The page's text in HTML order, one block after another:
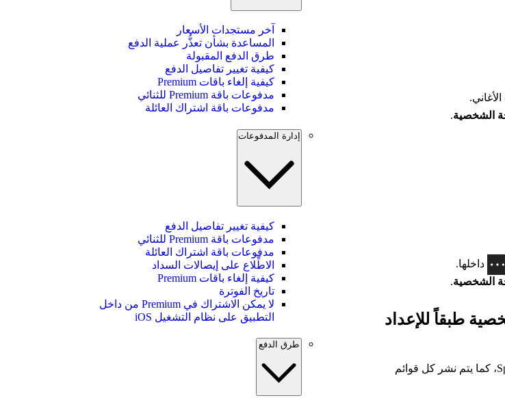
الشخصية.
داخلها.
الشخصية.
طبقاً للإعداد
يتم نشر قوائم الأغاني العامة فقط في صفحتك الشخصية على Spotify، كما يتم نشر كل قوائم
آخر مستجدات الأسعار
المساعدة بشأن تعذُّر عملية الدفع
طرق الدفع المقبولة
كيفية تغيير تفاصيل الدفع
كيفية إلغاء باقات Premium
مدفوعات باقة Premium للثنائي
مدفوعات باقة اشتراك العائلة
إدارة المدفوعات
كيفية تغيير تفاصيل الدفع
مدفوعات باقة Premium للثنائي
مدفوعات باقة اشتراك العائلة
الاطِّلاع على إيصالات السداد
كيفية إلغاء باقات Premium
تاريخ الفوترة
لا يمكن الاشتراك في Premium من داخل
التطبيق على نظام التشغيل iOS
طرق الدفع